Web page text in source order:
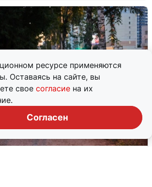
ресурсе применяются
Оставаясь на сайте, вы
свое согласие на их
Согласен